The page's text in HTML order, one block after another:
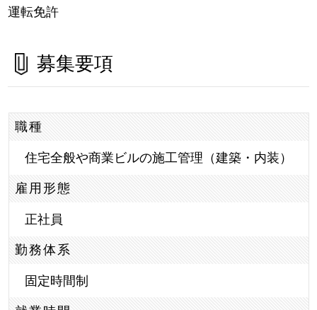
運転免許
募集要項
職種
住宅全般や商業ビルの施工管理（建築・内装）
雇用形態
正社員
勤務体系
固定時間制